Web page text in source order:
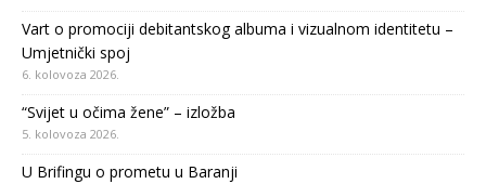
Vart o promociji debitantskog albuma i vizualnom identitetu –
Umjetnički spoj
6. kolovoza 2026.
“Svijet u očima žene” – izložba
5. kolovoza 2026.
U Brifingu o prometu u Baranji